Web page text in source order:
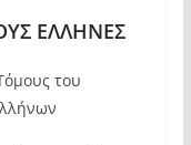
ΕΛΛΗΝΕΣ
του